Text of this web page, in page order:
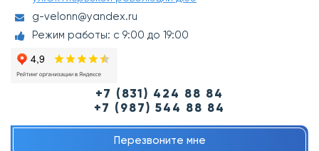
g-velonn@yandex.ru
Режим работы: с 9:00 до 19:00
+7 (831) 424 88 84
+7 (987) 544 88 84
Перезвоните мне